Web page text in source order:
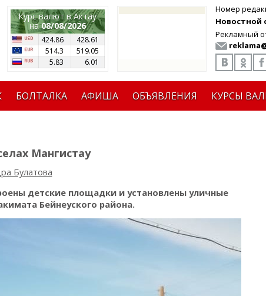
Курс валют в Актау
на08/08/2026
424.86
428.61
514.3
519.05
5.83
6.01
Номер
Новостной
Рекламный
БОЛТАЛКА АФИША ОБЪЯВЛЕНИЯ КУРСЫ
Мангистау
Булатова
детские площадки и установлены уличные
Бейнеуского района.